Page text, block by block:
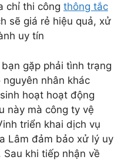
chỉ thi công thông tắc
sẽ giá rẻ hiệu quả, xử
uy tín
gặp phải tình trạng
nhân khác
hoạt hoạt động
này mà công ty vệ
triển khai dịch vụ
Lâm đảm bảo xử lý uy
khi tiếp nhận về